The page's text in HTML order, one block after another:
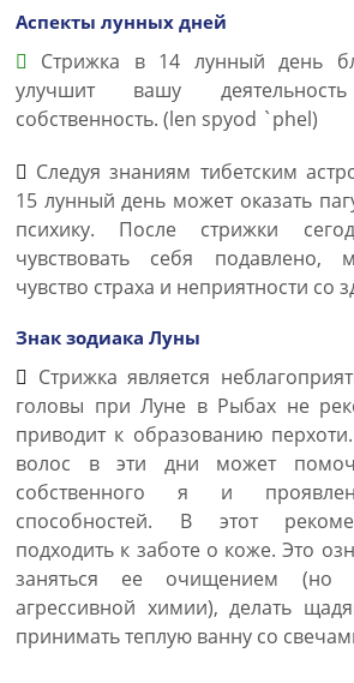
Аспекты лунных дней
Стрижка в 14 лунный день
улучшит вашу
собственность. (len spyod `phel)
Следуя знаниям тибетским
15 лунный день может оказать
психику. После стрижки
чувствовать себя подавлено,
чувство страха и неприятности со
Знак зодиака Луны
Стрижка является
головы при Луне в Рыбах не
приводит к образованию
волос в эти дни может
собственного я и
способностей. В этот
подходить к заботе о коже. Это
заняться ее очищением (но
агрессивной химии), делать
принимать теплую ванну со